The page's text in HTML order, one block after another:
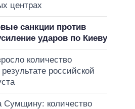
центрах
санкции против
ударов по Киеву
количество
российской
Сумщину: количество